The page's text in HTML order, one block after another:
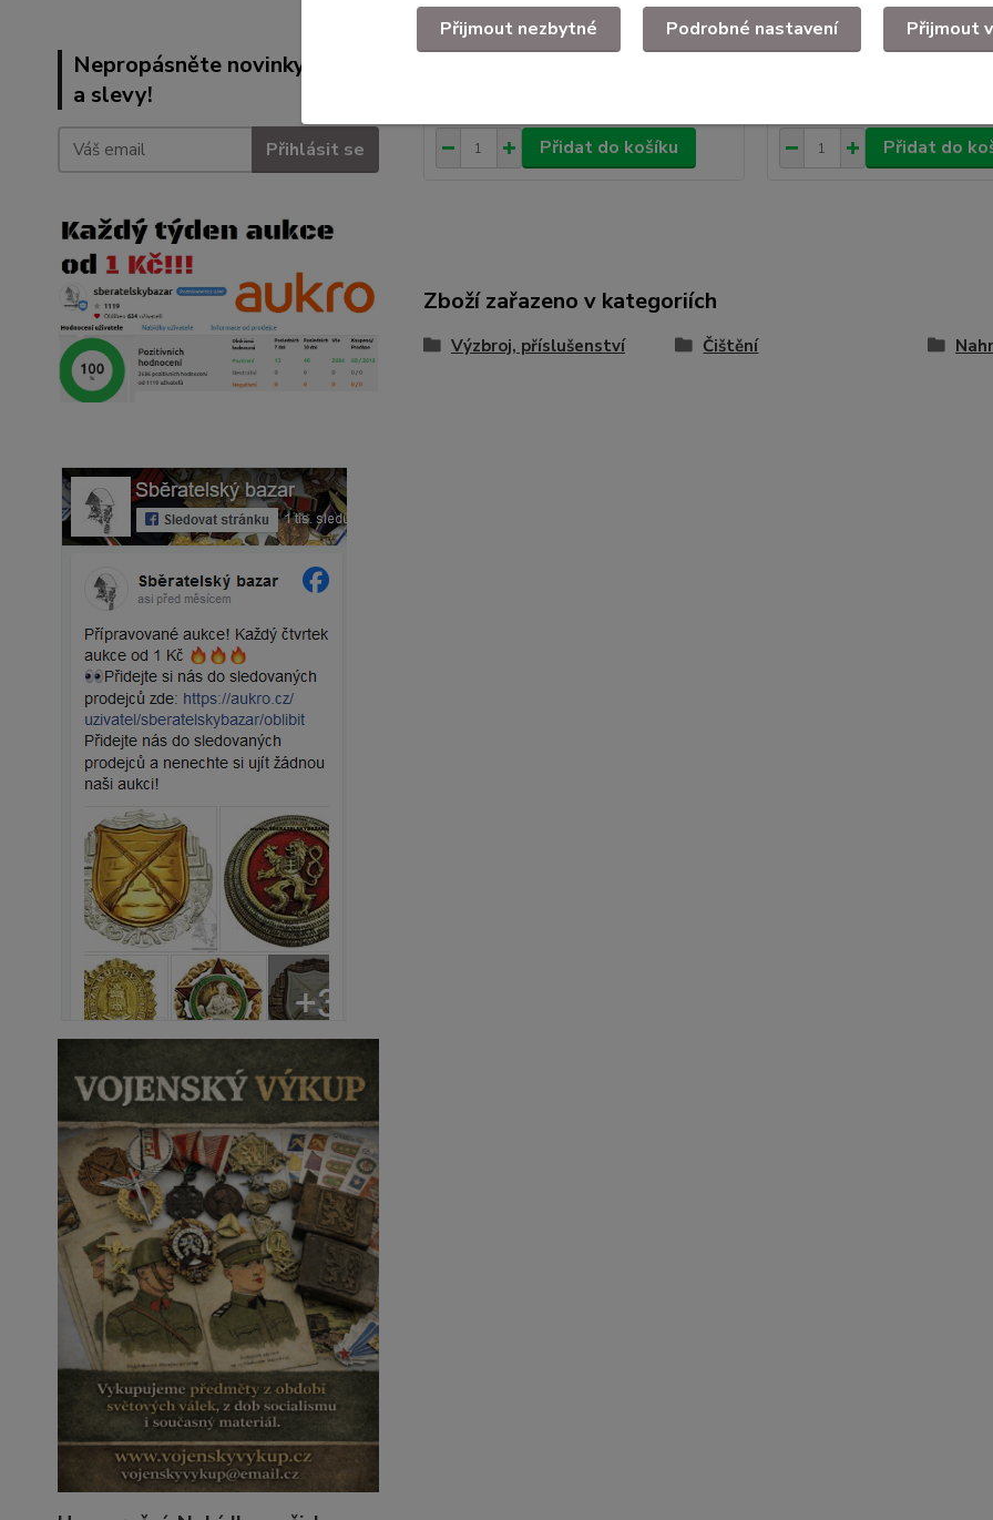
Nepropásněte novinky, akce
a slevy!
Přihlásit se
Botka pevné pažby Sa vz.58 -
Přidat do košíku
Botka pevné pažby Sa vz.58
Přidat do
Zboží zařazeno v kategoriích
Výzbroj, příslušenství Čištění
Přijmout nezbytné Podrobné nastavení Přijmout